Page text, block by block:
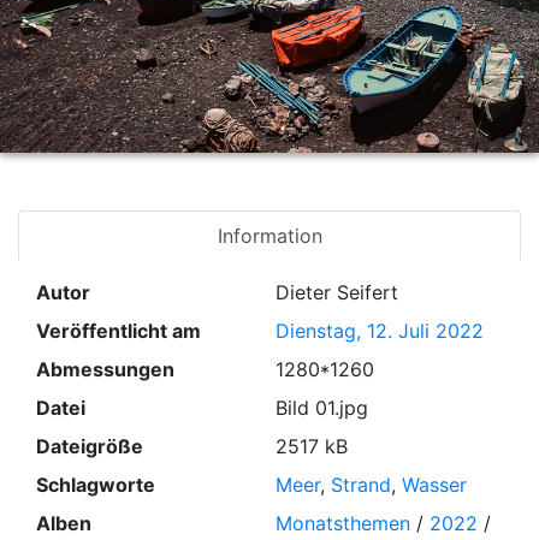
Information
Autor
Dieter Seifert
Veröffentlicht am
Dienstag, 12. Juli 2022
Abmessungen
1280*1260
Datei
Bild 01.jpg
Dateigröße
2517 kB
Schlagworte
Meer, Strand, Wasser
Alben
Monatsthemen/ 2022 /